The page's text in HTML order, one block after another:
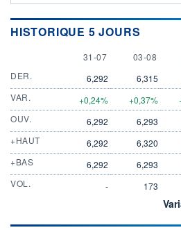
HISTORIQUE 5 JOURS
31 JULY
31-07 3 AUGUST
03-08
DER.
6,292 6,315
VAR.
+0,24% +0,37%
OUV.
6,292 6,293
+HAUT
6,292 6,320
+BAS
6,292 6,293
VOL.
- 173